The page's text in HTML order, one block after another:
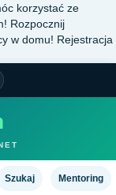
korzystać ze
Rozpocznij
w domu! Rejestracja
Szukaj Mentoring